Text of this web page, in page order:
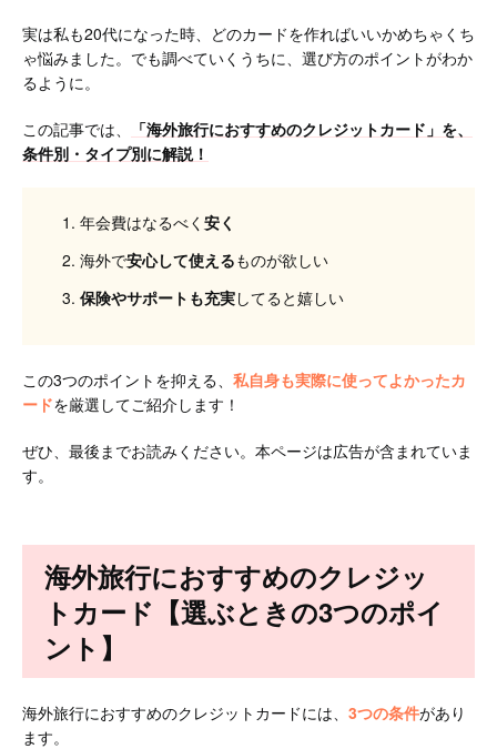
実は私も20代になった時、どのカードを作ればいいかめちゃくち
ゃ悩みました。でも調べていくうちに、選び方のポイントがわか
るように。
この記事では、
「海外旅行におすすめのクレジットカード」を、
条件別・タイプ別に解説！
年会費はなるべく 安く
海外で安心して使えるものが欲しい
保険やサポートも充実してると嬉しい
この3つのポイントを抑える、 私自身も実際に使ってよかったカ
ードを厳選してご紹介します！
ぜひ、最後までお読みください。本ページは広告が含まれていま
す。
海外旅行におすすめのクレジッ
トカード【選ぶときの3つのポイ
ント】
海外旅行におすすめのクレジットカードには、 3つの条件があり
ます。